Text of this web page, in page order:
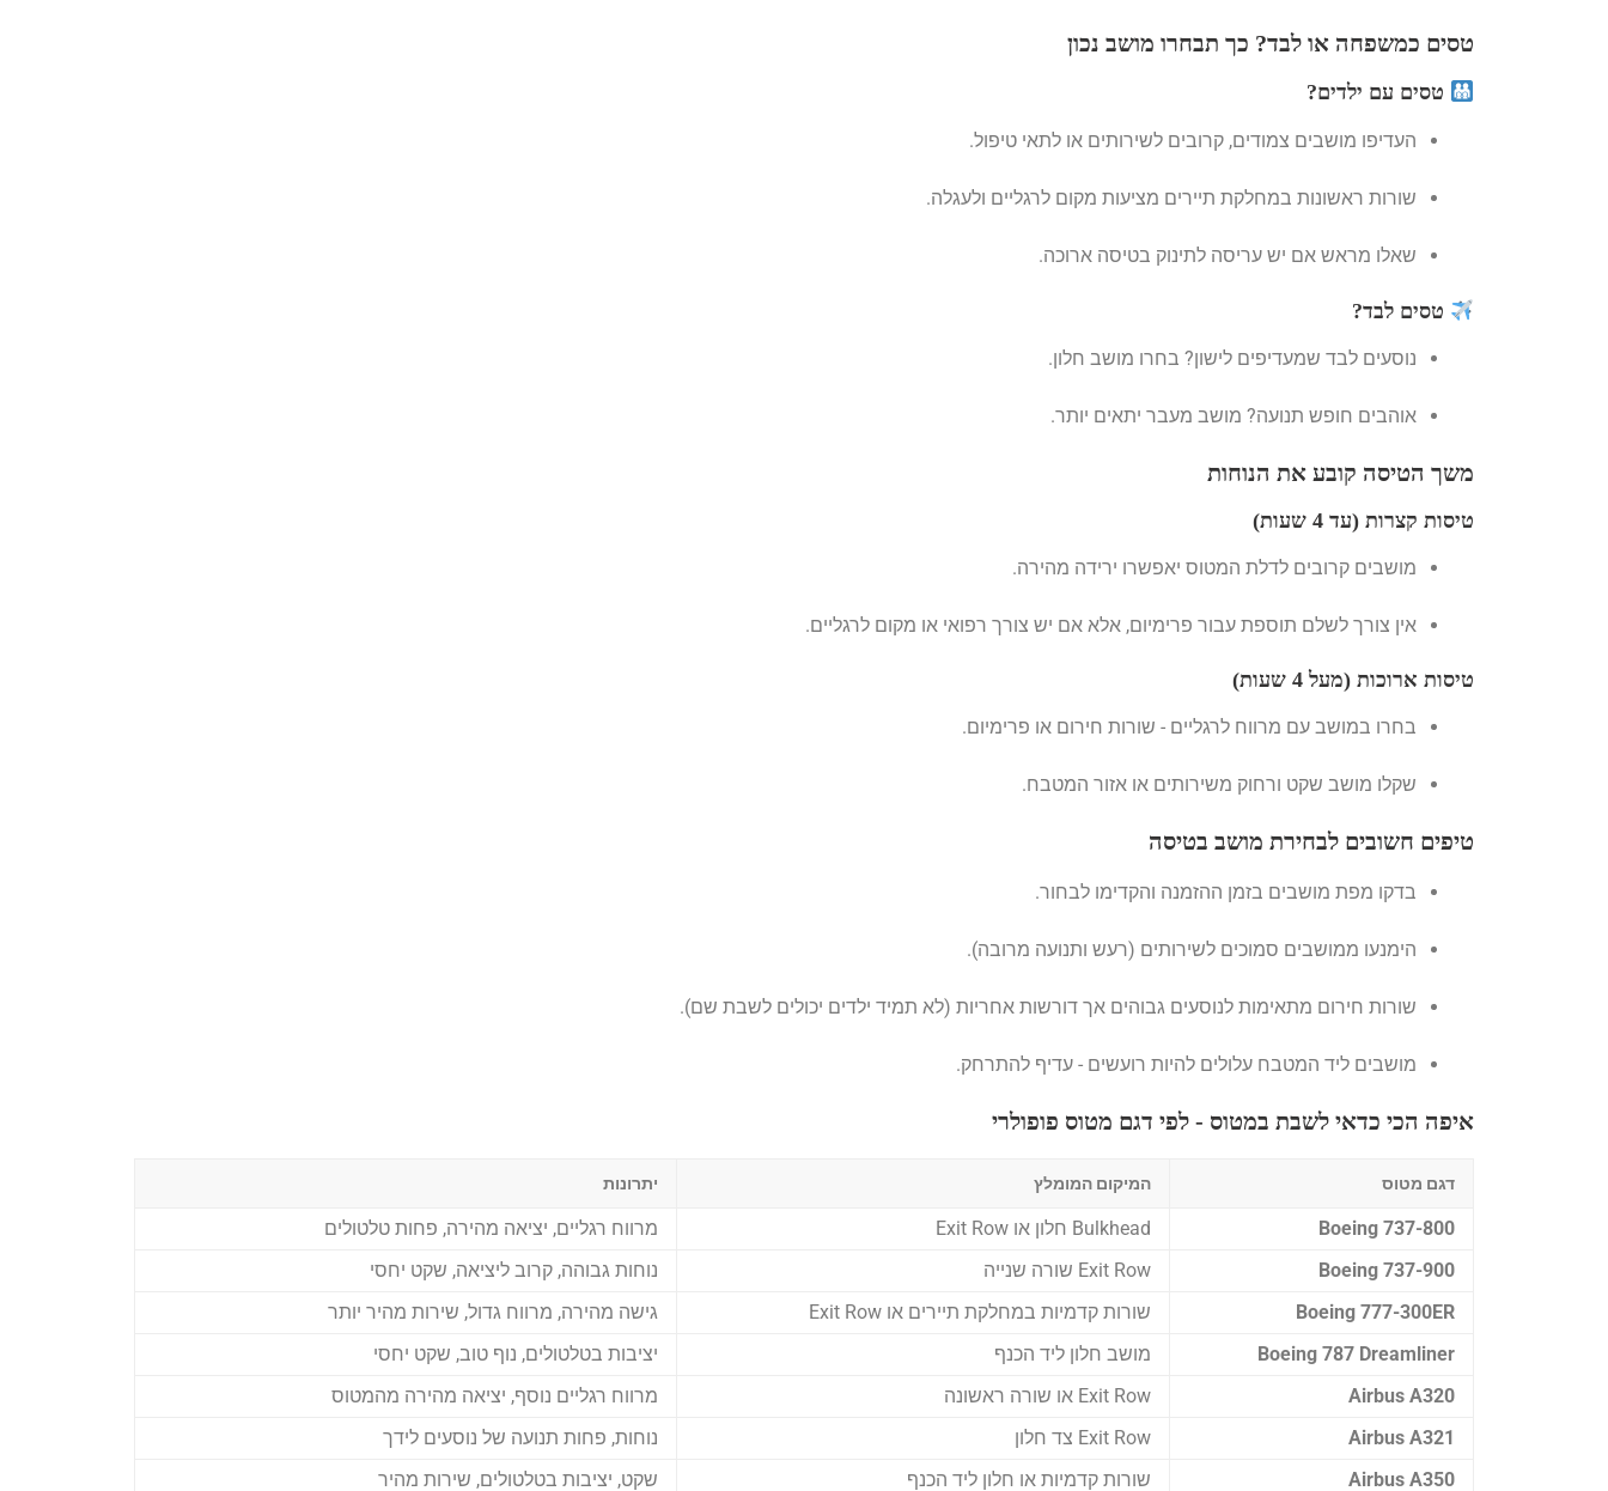
טסים כמשפחה או לבד? כך תבחרו מושב נכון
טסים עם ילדים?
העדיפו מושבים צמודים, קרובים לשירותים או לתאי טיפול.
שורות ראשונות במחלקת תיירים מציעות מקום לרגליים ולעגלה.
שאלו מראש אם יש עריסה לתינוק בטיסה ארוכה.
טסים לבד?
נוסעים לבד שמעדיפים לישון? בחרו מושב חלון.
אוהבים חופש תנועה? מושב מעבר יתאים יותר.
משך הטיסה קובע את הנוחות
טיסות קצרות (עד 4 שעות)
מושבים קרובים לדלת המטוס יאפשרו ירידה מהירה.
אין צורך לשלם תוספת עבור פרימיום, אלא אם יש צורך רפואי או מקום לרגליים.
טיסות ארוכות (מעל 4 שעות)
בחרו במושב עם מרווח לרגליים - שורות חירום או פרימיום.
שקלו מושב שקט ורחוק משירותים או אזור המטבח.
טיפים חשובים לבחירת מושב בטיסה
בדקו מפת מושבים בזמן ההזמנה והקדימו לבחור.
הימנעו ממושבים סמוכים לשירותים (רעש ותנועה מרובה).
שורות חירום מתאימות לנוסעים גבוהים אך דורשות אחריות (לא תמיד ילדים יכולים לשבת שם).
מושבים ליד המטבח עלולים להיות רועשים - עדיף להתרחק.
איפה הכי כדאי לשבת במטוס - לפי דגם מטוס פופולרי
דגם מטוס המיקום המומלץ יתרונות
Boeing 737-800 Bulkhead חלון או Exit Row
מרווח רגליים, יציאה מהירה, פחות טלטולים
Boeing 737-900
Exit Row שורה שנייה
נוחות גבוהה, קרוב ליציאה, שקט יחסי
Boeing 777-300ER
שורות קדמיות במחלקת תיירים או Exit Row
גישה מהירה, מרווח גדול, שירות מהיר יותר
Boeing 787 Dreamliner
מושב חלון ליד הכנף
יציבות בטלטולים, נוף טוב, שקט יחסי
Airbus A320
Exit Row או שורה ראשונה
מרווח רגליים נוסף, יציאה מהירה מהמטוס
Airbus A321
Exit Row צד חלון
נוחות, פחות תנועה של נוסעים לידך
Airbus A350
שורות קדמיות או חלון ליד הכנף שקט, יציבות בטלטולים, שירות מהיר